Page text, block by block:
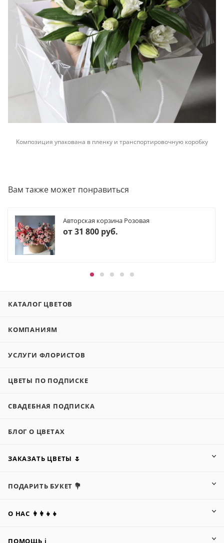
Композиция упакована в пленку и транспортировочную коробку
Вам также может понравиться
Авторская корзина Розовая
от31 800 руб.
КАТАЛОГ ЦВЕТОВ
КОМПАНИЯМ
УСЛУГИ ФЛОРИСТОВ
ЦВЕТЫ ПО ПОДПИСКЕ
СВАДЕБНАЯ ПОДПИСКА
БЛОГ О ЦВЕТАХ
ЗАКАЗАТЬ ЦВЕТЫ 🌷
ПОДАРИТЬ БУКЕТ 💐
О НАС 👩‍👩‍👧‍👧
ПОМОЩЬ ℹ️